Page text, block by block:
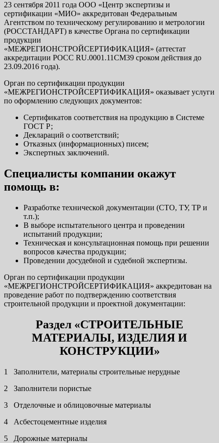
23 сентября 2011 года ООО «Центр экспертизы и
сертификации «МИО» аккредитован Федеральным
Агентством по техническому регулированию и метрологии
(РОССТАНДАРТ) в качестве Органа по сертификации
продукции
«МЕЖРЕГИОНСТРОЙСЕРТИФИКАЦИЯ» (аттестат
аккредитации РОСС RU.0001.11СМ39 сроком действия до
23.09.2016 года).
Орган по сертификации продукции
«МЕЖРЕГИОНСТРОЙСЕРТИФИКАЦИЯ» оказывает услуги
по оформлению следующих документов:
Сертификатов соответствия на продукцию в Системе
ГОСТ Р;
Деклараций о соответствий;
Отказных (информационных) писем;
Экспертных заключений.
Специалисты компании окажут
помощь в:
Разработке технической документации (СТО, ТУ, ТР и
т.п.);
В выборе испытательного центра и проведении
испытаний продукции;
Техническая и консультационная помощь при решении
вопросов качества продукции;
Проведении досудебной и судебной экспертизы.
Орган по сертификации продукции
«МЕЖРЕГИОНСТРОЙСЕРТИФИКАЦИЯ» аккредитован на
проведение работ по подтверждению соответствия
строительной продукции и проектной документации:
Раздел «СТРОИТЕЛЬНЫЕ
МАТЕРИАЛЫ, ИЗДЕЛИЯ И
КОНСТРУКЦИИ»
1 Заполнители, материалы строительные нерудные
2 Заполнители пористые
3 Отделочные и облицовочные материалы
4 Асбестоцементные изделия
5 Дорожные материалы